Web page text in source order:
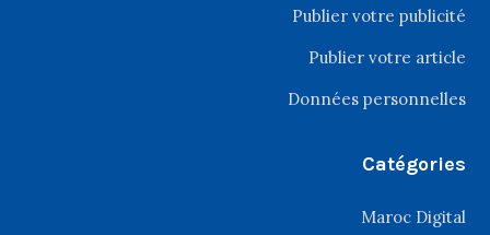
Publier votre publicité
Publier votre article
Données personnelles
Catégories
Maroc Digital